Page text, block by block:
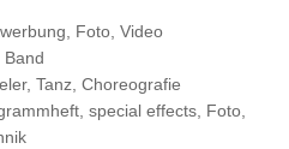
Foto, Video
Band
Tanz, Choreografie
special effects, Foto,